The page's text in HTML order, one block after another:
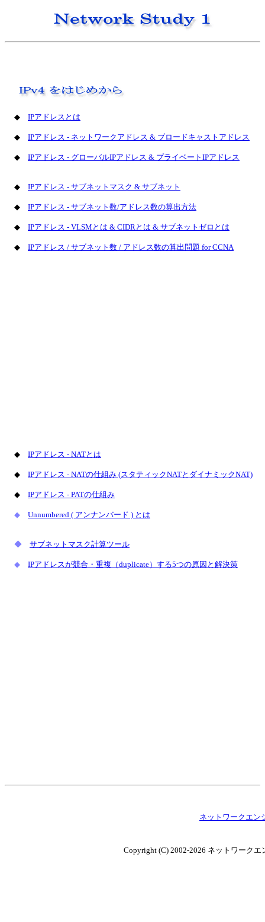
◆ IPアドレスとは
◆ IPアドレス - ネットワークアドレス & ブロードキャストアドレス
◆ IPアドレス - グローバルIPアドレス & プライベートIPアドレス
◆ IPアドレス - サブネットマスク & サブネット
◆ IPアドレス - サブネット数/アドレス数の算出方法
◆ IPアドレス - VLSMとは & CIDRとは & サブネットゼロとは
◆ IPアドレス / サブネット数 / アドレス数の算出問題 for CCNA
◆ IPアドレス - NATとは
◆ IPアドレス - NATの仕組み (スタティックNATとダイナミックNAT)
◆ IPアドレス - PATの仕組み
◆ Unnumbered ( アンナンバード ) とは
◆ サブネットマスク計算ツール
◆ IPアドレスが競合・重複（duplicate）する5つの原因と解決策
ネットワークエン
Copyright (C) 2002-2026 ネットワークエ